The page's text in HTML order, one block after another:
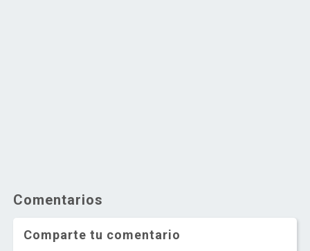
Comentarios
Comparte tu comentario